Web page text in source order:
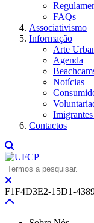
FAQs
Associativismo
Informação
Arte
Agenda
Notícias
Contactos
F1F4D3E2-15D1-